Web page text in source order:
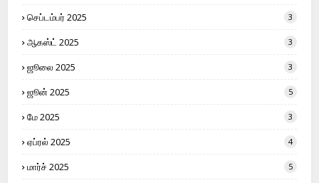
செப்டம்பர் 2025 3
ஆகஸ்ட் 2025 3
ஜூலை 2025 3
ஜூன் 2025 5
மே 2025 3
ஏப்ரல் 2025 4
மார்ச் 2025 5